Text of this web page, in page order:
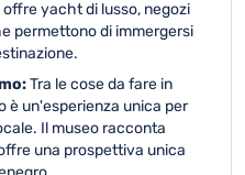
yacht di lusso, negozi
permettono di immergersi
Tra le cose da fare in
è un'esperienza unica per
Il museo racconta
una prospettiva unica